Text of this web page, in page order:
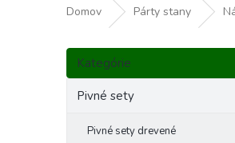
Domov Párty stany
B
č
Preskočiť
kategórie
Kategórie
Pivné sety
Pivné sety drevené